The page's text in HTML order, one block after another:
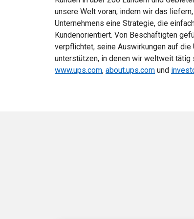
unsere Welt voran, indem wir das
Unternehmens eine Strategie, die
Kundenorientiert. Von Beschäftigten
verpflichtet, seine Auswirkungen auf
unterstützen, in denen wir weltweit
www.ups.com, about.ups.com und